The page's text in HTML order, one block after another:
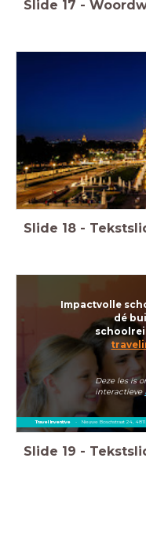
Slide 17 -
Slide 18 -
Impactvolle
dé
Deze les is
interactieve
Travel Inventive- Nieuwe Boschstraat 24,
Slide 19 -